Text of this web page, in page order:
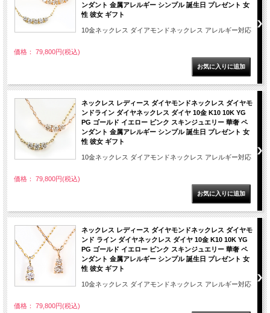
ンダント 金属アレルギー シンプル 誕生日 プレゼント 女
性 彼女 ギフト
10金ネックレス ダイアモンドネックレス アレルギー対応
価格： 79,800円(税込)
ネックレス レディース ダイヤモンドネックレス ダイヤモ
ンドライン ダイヤネックレス ダイヤ 10金 K10 10K YG
PG ゴールド イエロー ピンク スキンジュエリー 華奢 ペ
ンダント 金属アレルギー シンプル 誕生日 プレゼント 女
性 彼女 ギフト
10金ネックレス ダイアモンドネックレス アレルギー対応
価格： 79,800円(税込)
ネックレス レディース ダイヤモンドネックレス ダイヤモ
ンド ライン ダイヤネックレス ダイヤ 10金 K10 10K YG
PG ゴールド イエロー ピンク スキンジュエリー 華奢 ペ
ンダント 金属アレルギー シンプル 誕生日 プレゼント 女
性 彼女 ギフト
10金ネックレス ダイアモンドネックレス アレルギー対応
価格： 79,800円(税込)